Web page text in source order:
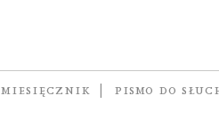
MIESIĘCZNIK PISMO DO